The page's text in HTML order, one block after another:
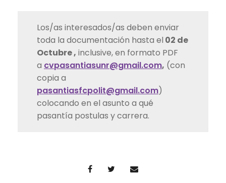
Los/as interesados/as deben enviar
toda la documentación hasta el 02 de
Octubre , inclusive, en formato PDF
a cvpasantiasunr@gmail.com, (con
copia a
pasantiasfcpolit@gmail.com)
colocando en el asunto a qué
pasantía postulas y carrera.